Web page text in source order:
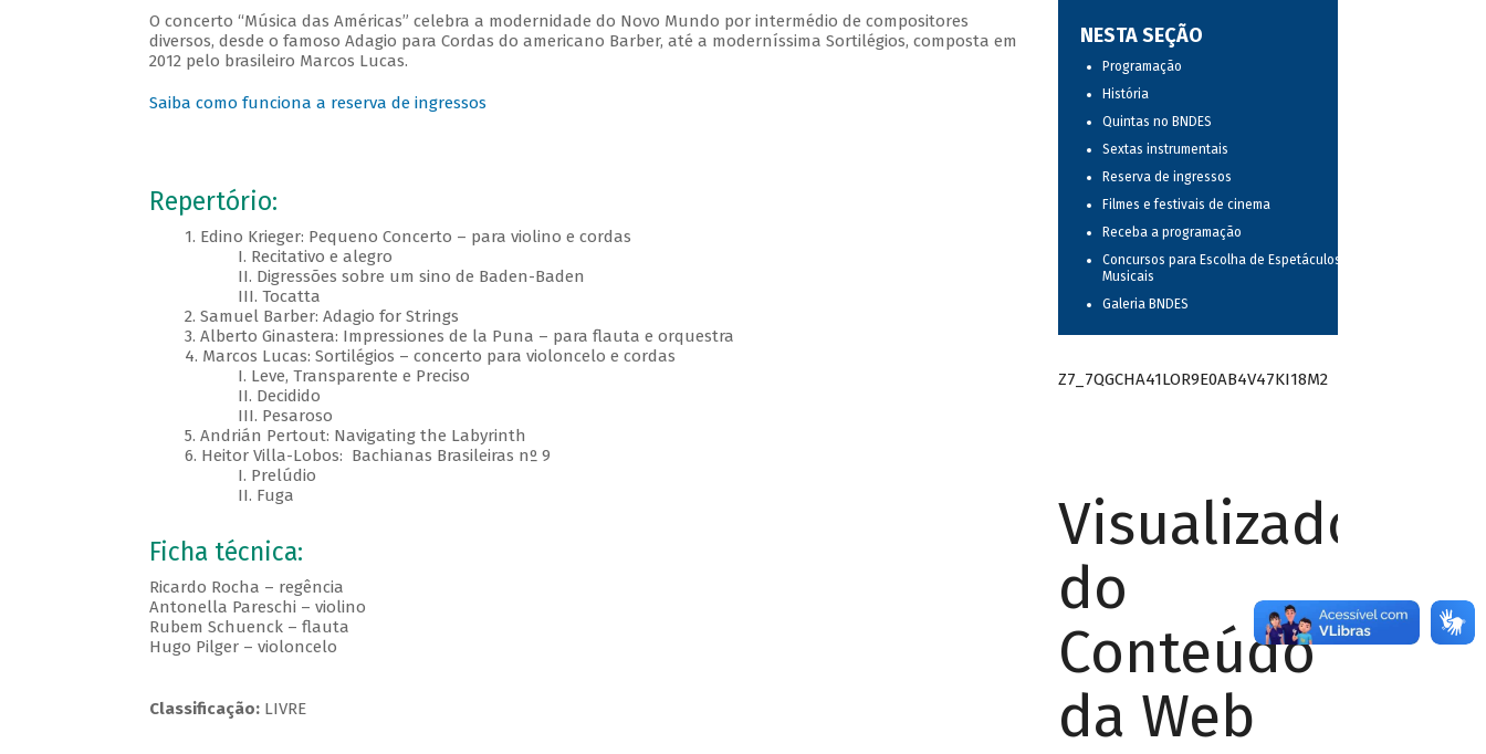
O concerto “Música das Américas” celebra a modernidade do Novo Mundo por intermédio de compositores
diversos, desde o famoso Adagio para Cordas do americano Barber, até a moderníssima Sortilégios, composta em
2012 pelo brasileiro Marcos Lucas.
Saiba como funciona a reserva de ingressos
Repertório:
1. Edino Krieger: Pequeno Concerto – para violino e cordas
I. Recitativo e alegro
II. Digressões sobre um sino de Baden-Baden
III. Tocatta
2. Samuel Barber: Adagio for Strings
3. Alberto Ginastera: Impressiones de la Puna – para flauta e orquestra
4. Marcos Lucas: Sortilégios – concerto para violoncelo e cordas
I. Leve, Transparente e Preciso
II. Decidido
III. Pesaroso
5. Andrián Pertout: Navigating the Labyrinth
6. Heitor Villa-Lobos: Bachianas Brasileiras nº 9
I. Prelúdio
II. Fuga
Ficha técnica:
Ricardo Rocha – regência
Antonella Pareschi – violino
Rubem Schuenck – flauta
Hugo Pilger – violoncelo
Classificação:LIVRE
NESTA SEÇÃO
Programação
História
Quintas no BNDES
Sextas instrumentais
Reserva de ingressos
Filmes e festivais de cinema
Receba a programação
Concursos para Escolha de Espetáculos
Musicais
Galeria BNDES
Z7_7QGCHA41LOR9E0AB4V47KI18M2
Visualizador
do
Conteúdo
da Web